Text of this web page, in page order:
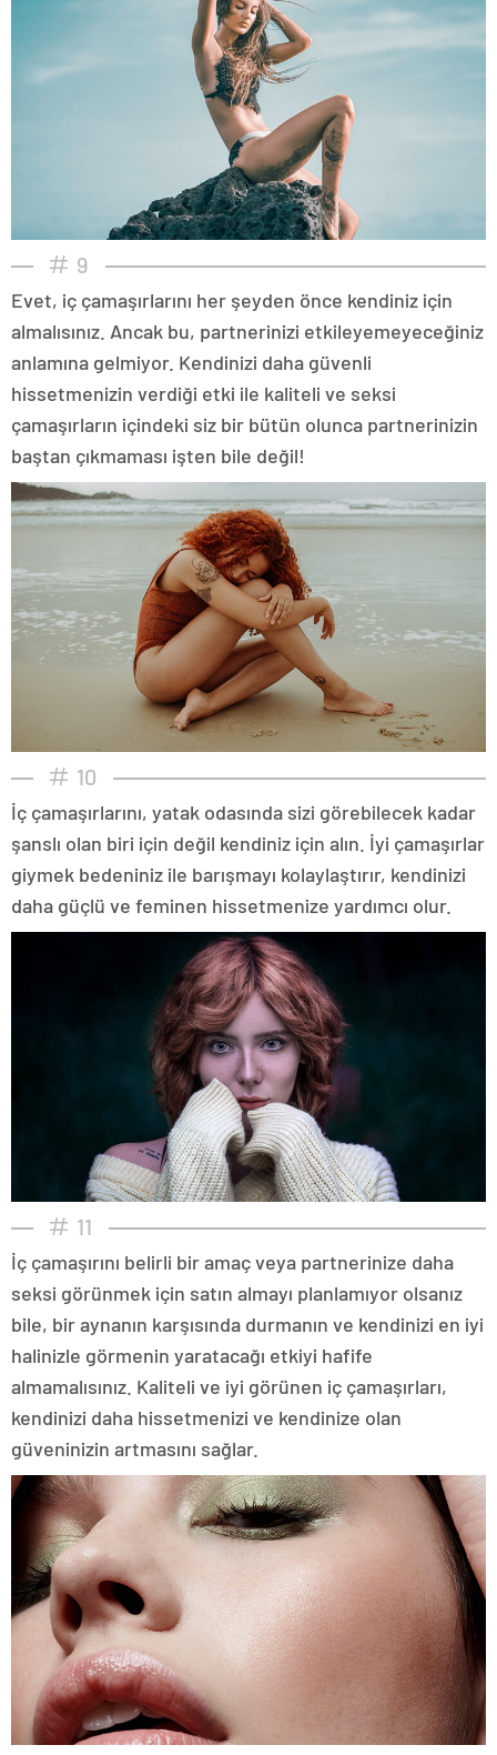
9
Evet, iç çamaşırlarını her şeyden önce kendiniz için
almalısınız. Ancak bu, partnerinizi etkileyemeyeceğiniz
anlamına gelmiyor. Kendinizi daha güvenli
hissetmenizin verdiği etki ile kaliteli ve seksi
çamaşırların içindeki siz bir bütün olunca partnerinizin
baştan çıkmaması işten bile değil!
10
İç çamaşırlarını, yatak odasında sizi görebilecek kadar
şanslı olan biri için değil kendiniz için alın. İyi çamaşırlar
giymek bedeniniz ile barışmayı kolaylaştırır, kendinizi
daha güçlü ve feminen hissetmenize yardımcı olur.
11
İç çamaşırını belirli bir amaç veya partnerinize daha
seksi görünmek için satın almayı planlamıyor olsanız
bile, bir aynanın karşısında durmanın ve kendinizi en iyi
halinizle görmenin yaratacağı etkiyi hafife
almamalısınız. Kaliteli ve iyi görünen iç çamaşırları,
kendinizi daha hissetmenizi ve kendinize olan
güveninizin artmasını sağlar.